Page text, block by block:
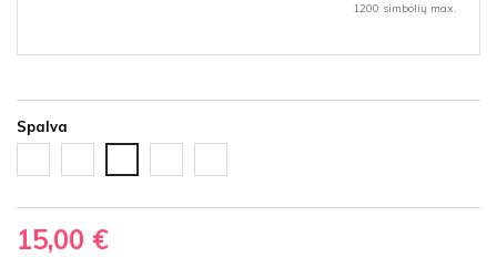
1200 simbolių max.
Spalva
HDF
HDF
latte
HDF
fanera
15,00 €